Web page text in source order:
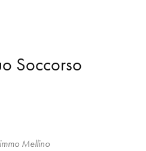
Soccorso
Mellino